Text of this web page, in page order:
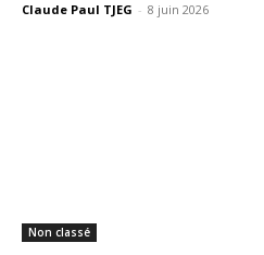
Claude Paul TJEG - 8 juin 2026
Non classé